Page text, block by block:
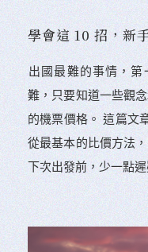
學會這 10 招，新
出國最難的事情，
難，只要知道一些觀
的機票價格。 這篇文
從最基本的比價方法
下次出發前，少一點